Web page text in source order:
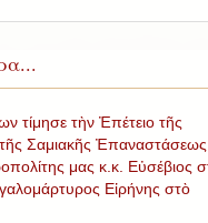
τίμησε τὴν Ἐπέτειο τῆς
Σαμιακῆς Ἐπαναστάσεως
μας κ.κ. Εὐσέβιος
Εἰρήνης στὸ